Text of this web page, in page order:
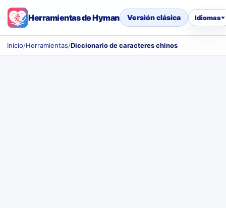
Herramientas de Hyman Versión clásica Idiomas
Inicio/Herramientas/Diccionario de caracteres chinos